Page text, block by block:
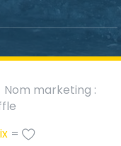
marketing :
=